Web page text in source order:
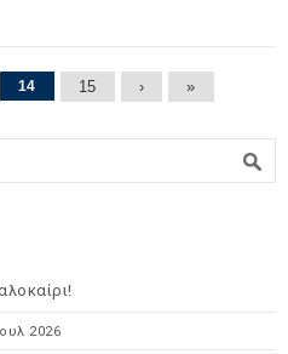
14 15 › »
2026